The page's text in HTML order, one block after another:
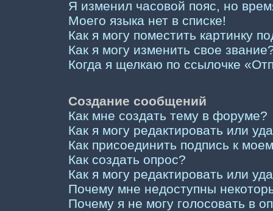
Я изменил часовой пояс, но
Моего языка нет в списке!
Как я могу поместить картинку
Как я могу изменить свое
Когда я щелкаю по ссылочке
Создание сообщений
Как мне создать тему в форуме?
Как я могу редактировать или
Как присоединить подпись к
Как создать опрос?
Как я могу редактировать или
Почему мне недоступны
Почему я не могу голосовать в